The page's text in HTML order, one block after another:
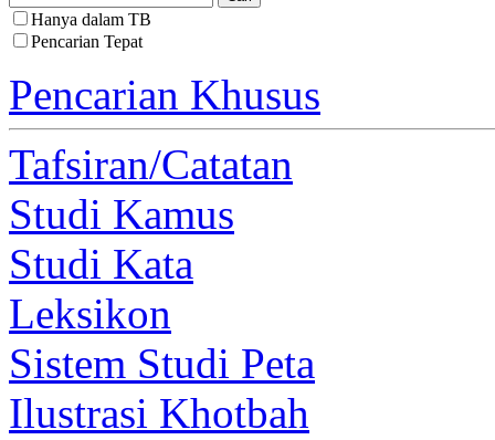
Hanya dalam TB
Pencarian Tepat
Pencarian Khusus
Tafsiran/Catatan
Studi Kamus
Studi Kata
Leksikon
Sistem Studi Peta
Ilustrasi Khotbah